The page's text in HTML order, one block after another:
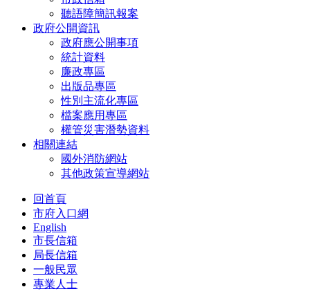
聽語障簡訊報案
政府公開資訊
政府應公開事項
統計資料
廉政專區
出版品專區
性別主流化專區
檔案應用專區
權管災害潛勢資料
相關連結
國外消防網站
其他政策宣導網站
回首頁
市府入口網
English
市長信箱
局長信箱
一般民眾
專業人士